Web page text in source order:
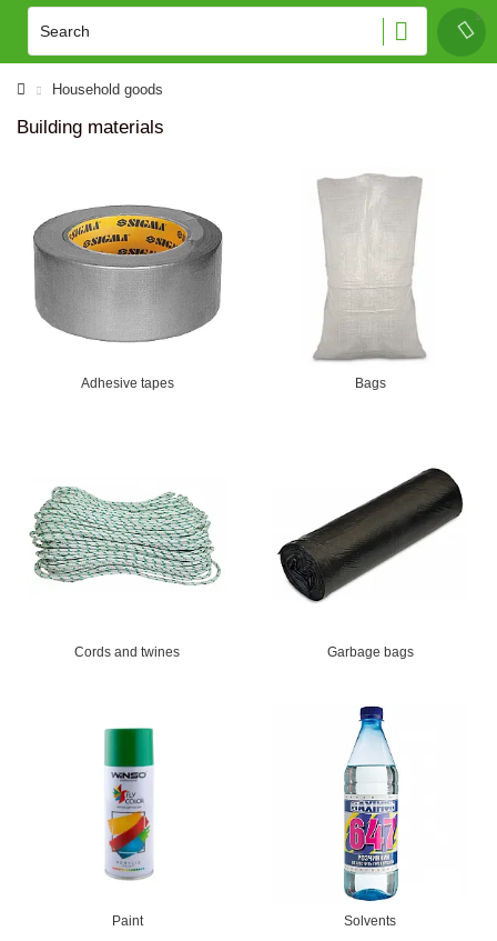
Household goods
Building materials
Adhesive tapes Bags
Cords and twines Garbage bags
Paint Solvents